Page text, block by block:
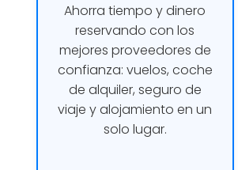
Ahorra tiempo y dinero
reservando con los
mejores proveedores de
confianza: vuelos, coche
de alquiler, seguro de
viaje y alojamiento en un
solo lugar.